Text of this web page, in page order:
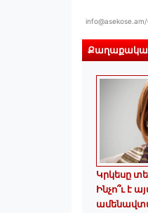
Կրկեսը
Ինչո՞ւ է